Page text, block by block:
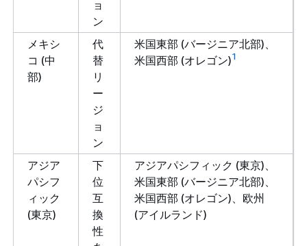
ョ
ン
メキシ
コ (中
部)
代
替
リ
ー
ジ
ョ
ン
米国東部 (バージニア北部)、
米国西部 (オレゴン)1
アジア
パシフ
ィック
(東京)
下
位
互
換
性
アジアパシフィック (東京)、
米国東部 (バージニア北部)、
米国西部 (オレゴン)、欧州
(アイルランド)